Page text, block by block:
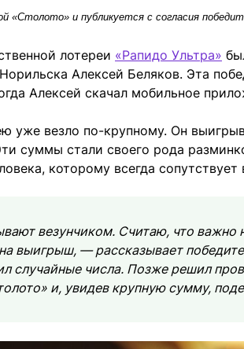
«Столото» и публикуется с согласия
лотереи «Рапидо Ультра»
Алексей Беляков. Эта
Алексей скачал мобильное
уже везло по-крупному. Он
суммы стали своего рода
которому всегда сопутствует
везунчиком. Считаю, что важно
выигрыш, — рассказывает
случайные числа. Позже решил
и, увидев крупную сумму,